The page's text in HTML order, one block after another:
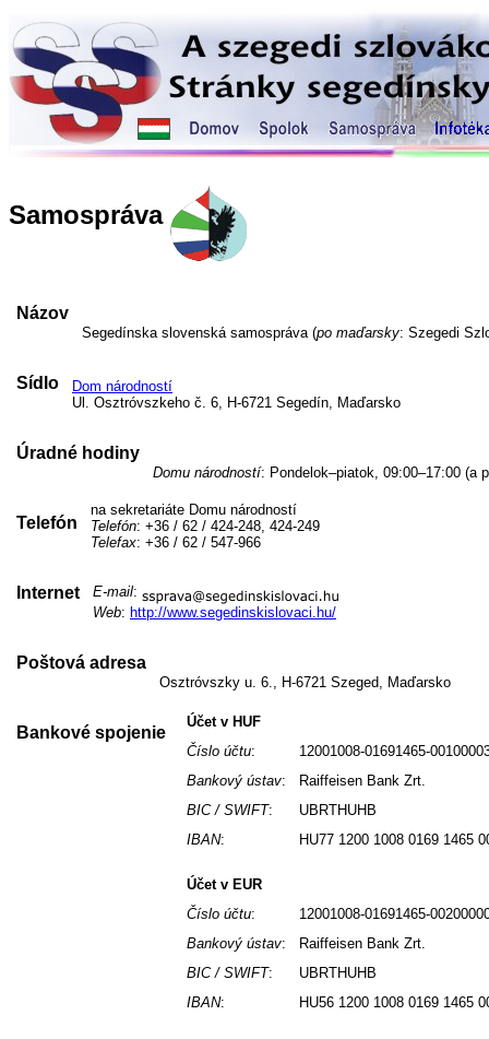
Samospráva
Názov
Segedínska slovenská samospráva (po maďarsky: Szegedi
Sídlo
Dom národností
Ul. Osztróvszkeho č. 6, H-6721 Segedín, Maďarsko
Úradné hodiny
Domu národností: Pondelok–piatok, 09:00–17:00 (a
Telefón
na sekretariáte Domu národností
Telefón: +36 / 62 / 424-248, 424-249
Telefax: +36 / 62 / 547-966
Internet E-mail:
Web: http://www.segedinskislovaci.hu/
Poštová adresa
Osztróvszky u. 6., H-6721 Szeged, Maďarsko
Bankové spojenie
Účet v HUF
Číslo účtu:
12001008-01691465-
Bankový ústav:
Raiffeisen Bank Zrt.
BIC / SWIFT:
UBRTHUHB
IBAN: HU77 1200 1008 0169 1465
Účet v EUR
Číslo účtu:
12001008-01691465-
Bankový ústav:
Raiffeisen Bank Zrt.
BIC / SWIFT:
UBRTHUHB
IBAN: HU56 1200 1008 0169 1465